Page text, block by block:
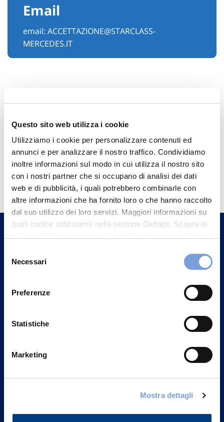
Questo sito web utilizza i cookie
Utilizziamo i cookie per personalizzare contenuti ed
annunci e per analizzare il nostro traffico. Condividiamo
inoltre informazioni sul modo in cui utilizza il nostro sito
con i nostri partner che si occupano di analisi dei dati
web e di pubblicità, i quali potrebbero combinarle con
altre informazioni che ha fornito loro o che hanno raccolto
dal suo utilizzo dei loro servizi. Maggiori informazioni su
quali cookie utilizziamo nella sezione Dettagli. Scopra di
può trovare nel footer del sito nella sezione "Informativa
delNecessari
Preferenze
Statistiche
Marketing
Mostra dettagli
Email
email: ACCETTAZIONE@STARCLASS-
MERCEDES.IT
Hai bisogno di
informazioni?
Trova l'Agenzia più vicina a te e parla con
un nostro Agente.
Via Ignazio Gardella, 2